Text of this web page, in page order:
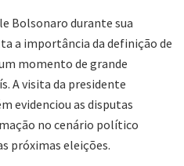
Bolsonaro durante sua
a importância da definição de
momento de grande
A visita da presidente
evidenciou as disputas
no cenário político
próximas eleições.